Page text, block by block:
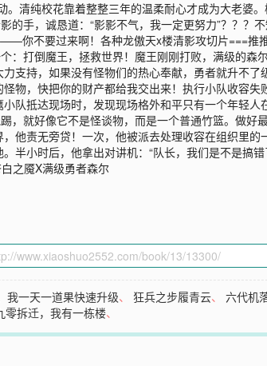
清纯校花靠着整整三年的温柔耐心才成为大老婆。
手，诚恳道：“影影不气，我一定更努力”？？？不
你不要过来啊！各种龙傲天x楼清影攻切片===推
：打倒魔王，拯救世界！魔王刚刚打败，满级的森
支持，如果没有怪物们的热心奉献，勇者就升不了
物，快把你的财产都给我交出来！执行小队收容失
队抵达现场时，发现现场格外和平只有一个年轻人
，就好像它不是怪谈物，而是一个普通竹篮。做好
他责无旁贷！一次，他被派去处理收容在组织里的
半小时后，他拿出对讲机：“队长，我们是不是搞
之魇X满级勇者森尔
我一天一道果快速升级、狂兵之步履青云、六代机
零拆迁，我有一栋楼、